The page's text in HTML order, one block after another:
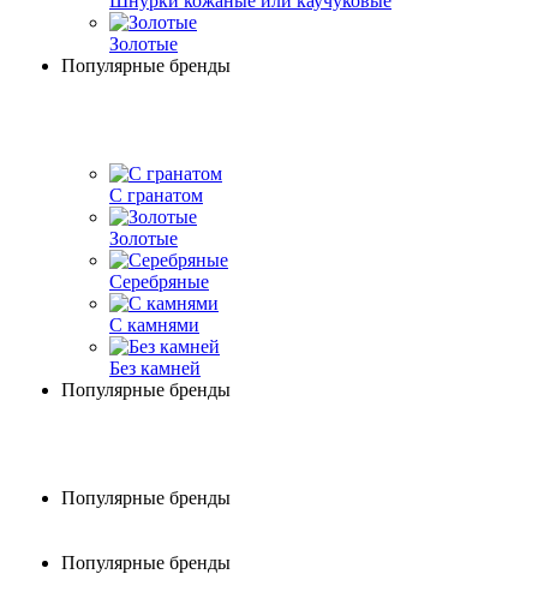
Золотые
Популярные бренды
С гранатом
Золотые
Серебряные
С камнями
Без камней
Популярные бренды
Популярные бренды
Популярные бренды